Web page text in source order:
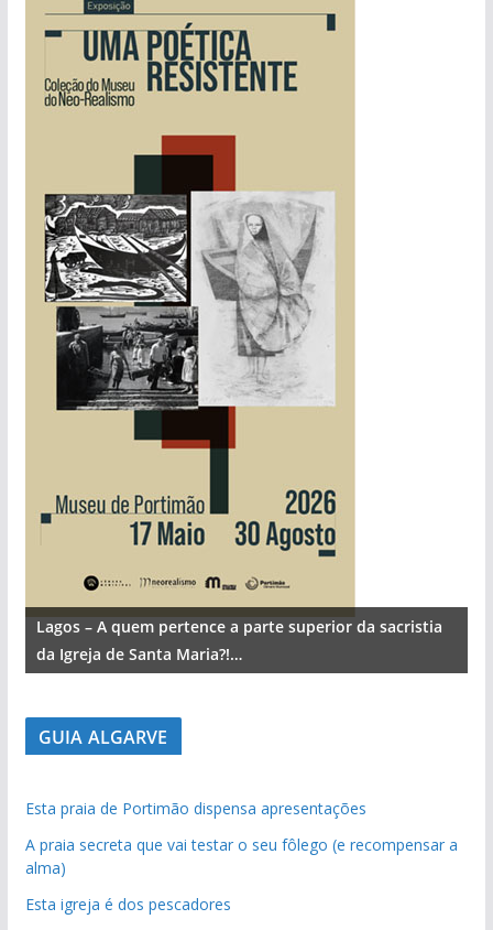
Lagos – A quem pertence a parte superior da sacristia
da Igreja de Santa Maria?!…
GUIA ALGARVE
Esta praia de Portimão dispensa apresentações
A praia secreta que vai testar o seu fôlego (e recompensar a
alma)
Esta igreja é dos pescadores